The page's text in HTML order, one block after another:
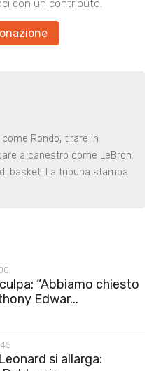
con un contributo.
Rondo, tirare in
a canestro come LeBron.
basket. La tribuna stampa
“Abbiamo chiesto
Edwar...
si allarga: